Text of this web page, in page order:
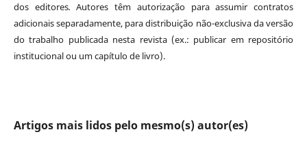
dos editores.Autores têm autorização para assumir contratos
adicionais separadamente, para distribuição não-exclusiva da versão
do trabalho publicada nesta revista (ex.: publicar em repositório
institucional ou um capítulo de livro).
Artigos mais lidos pelo mesmo(s) autor(es)